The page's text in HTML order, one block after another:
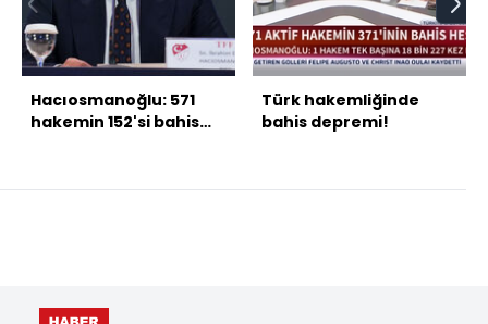
Hacıosmanoğlu: 571
hakemin 152'si bahis
Türk hakemliğinde
bahis depremi!